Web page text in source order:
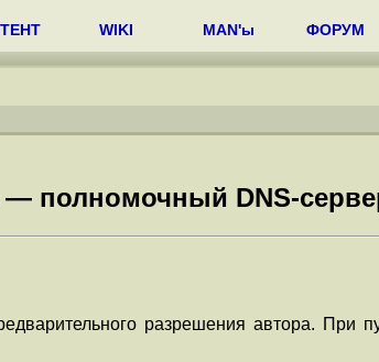
WIKI MAN'ы ФОРУМ
полномочный DNS-
разрешения автора. При